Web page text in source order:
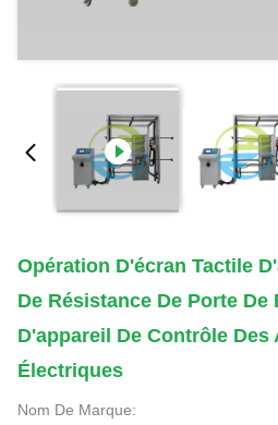
Opération D'écran Tactile
De Résistance De Porte De
D'appareil De Contrôle Des
Électriques
Nom De Marque: